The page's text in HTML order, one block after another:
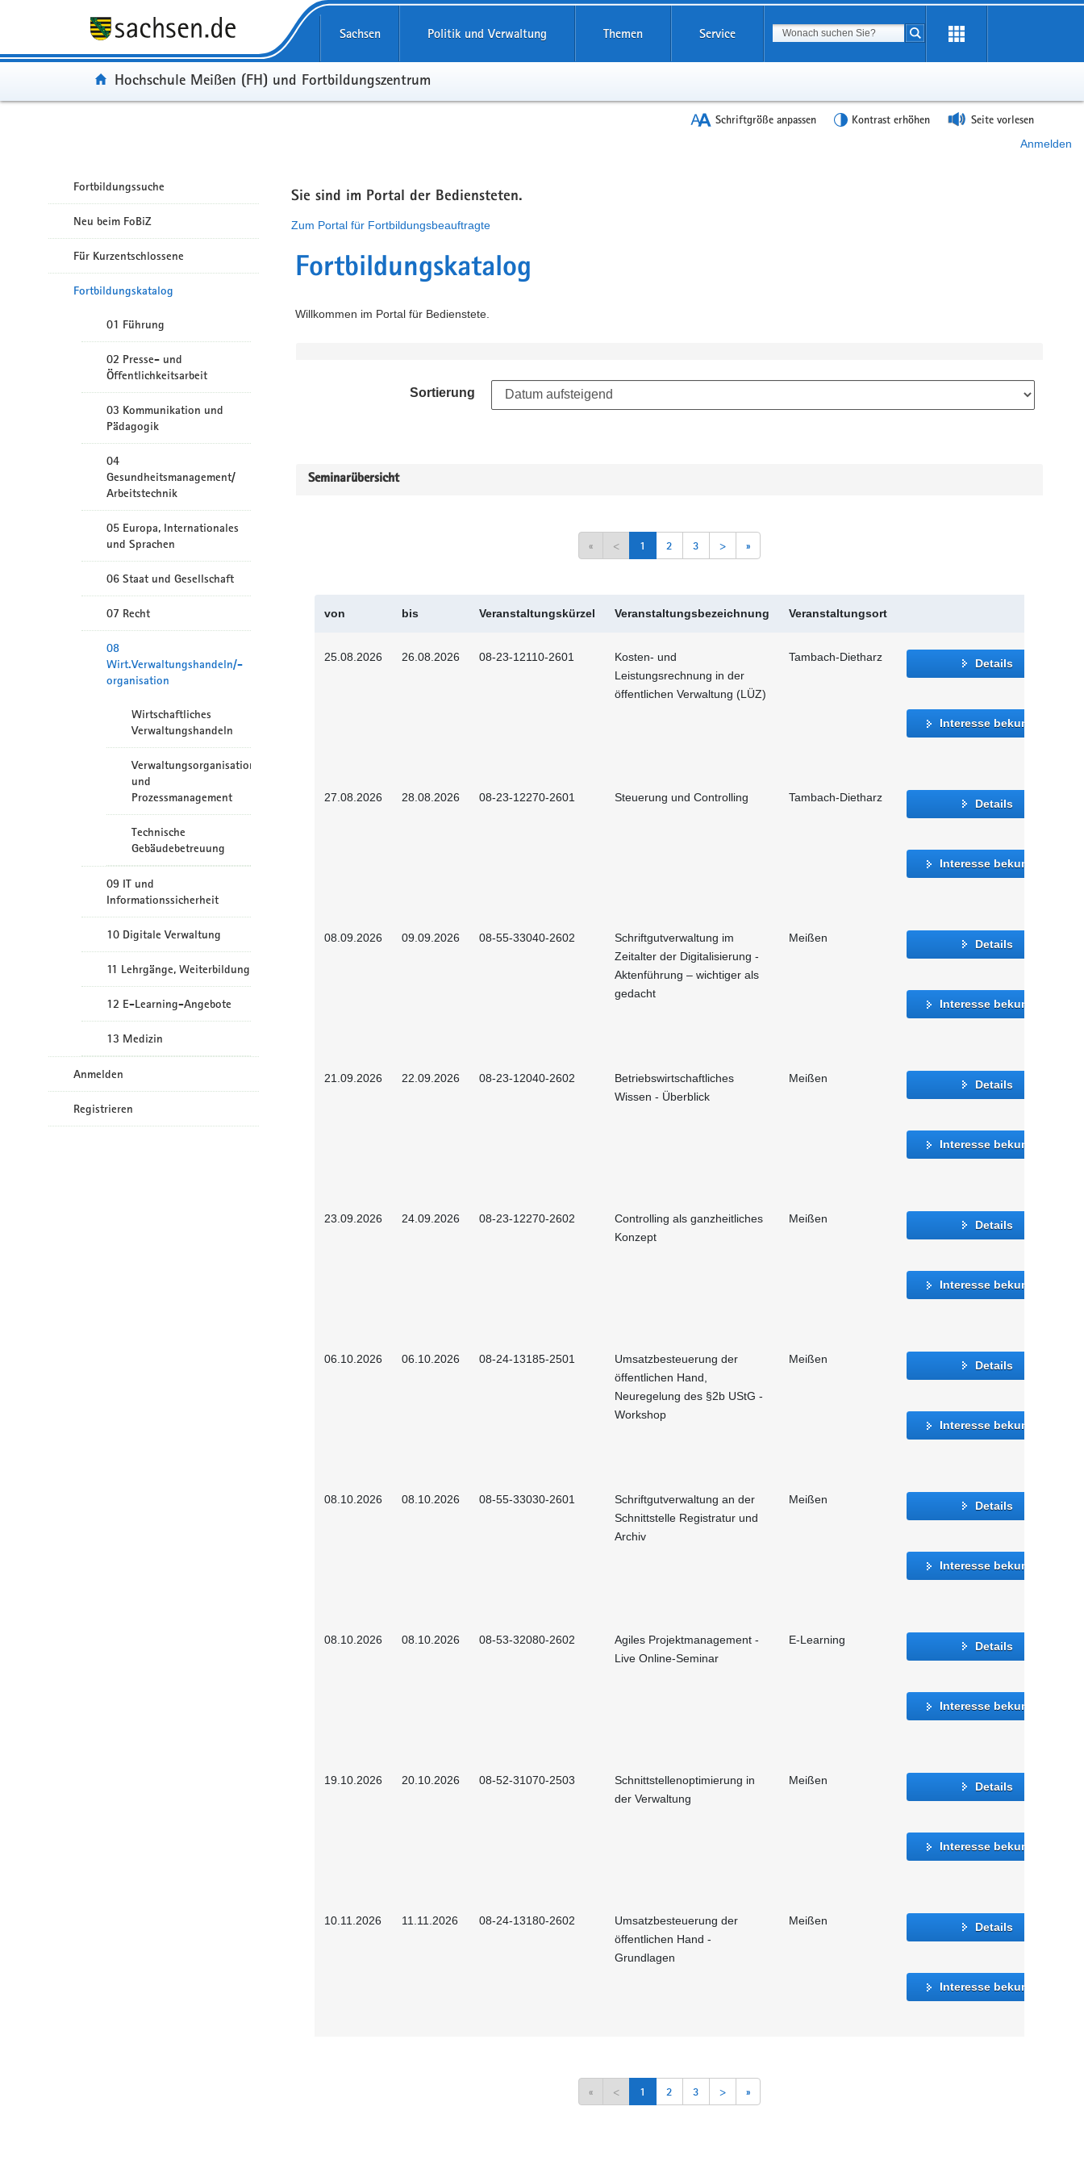
Sachsen Politik und Verwaltung Themen Service Suchbegriff
Suche starten
Portal:
Hochschule Meißen (FH) und Fortbildungszentrum
Schriftgröße anpassen Kontrast erhöhen Seite vorlesen
Anmelden
Fortbildungssuche
Neu beim FoBiZ
Für Kurzentschlossene
Fortbildungskatalog
01 Führung
02 Presse- und
Öffentlichkeitsarbeit
03 Kommunikation und
Pädagogik
04
Gesundheitsmanagement/
Arbeitstechnik
05 Europa, Internationales
und Sprachen
06 Staat und Gesellschaft
07 Recht
08
Wirt.Verwaltungshandeln/-
organisation
Wirtschaftliches
Verwaltungshandeln
Verwaltungsorganisation
und
Prozessmanagement
Technische
Gebäudebetreuung
09 IT und
Informationssicherheit
10 Digitale Verwaltung
11 Lehrgänge, Weiterbildung
12 E-Learning-Angebote
13 Medizin
Anmelden
Registrieren
Sie sind im Portal der Bediensteten.
Zum Portal für Fortbildungsbeauftragte
Fortbildungskatalog
Willkommen im Portal für Bedienstete.
Sortierung
Seminarübersicht
« < 1 2 3 > »
von bis Veranstaltungskürzel Veranstaltungsbezeichnung Veranstaltungsort
25.08.2026 26.08.2026 08-23-12110-2601
Kosten- und
Leistungsrechnung in der
öffentlichen Verwaltung (LÜZ)
Tambach-Dietharz Details
Interesse bekunden
27.08.2026 28.08.2026 08-23-12270-2601 Steuerung und Controlling Tambach-Dietharz Details
Interesse bekunden
08.09.2026 09.09.2026 08-55-33040-2602
Schriftgutverwaltung im
Zeitalter der Digitalisierung -
Aktenführung – wichtiger als
gedacht
Meißen Details
Interesse bekunden
21.09.2026 22.09.2026 08-23-12040-2602
Betriebswirtschaftliches
Wissen - Überblick
Meißen Details
Interesse bekunden
23.09.2026 24.09.2026 08-23-12270-2602
Controlling als ganzheitliches
Konzept
Meißen Details
Interesse bekunden
06.10.2026 06.10.2026 08-24-13185-2501
Umsatzbesteuerung der
öffentlichen Hand,
Neuregelung des §2b UStG -
Workshop
Meißen Details
Interesse bekunden
08.10.2026 08.10.2026 08-55-33030-2601
Schriftgutverwaltung an der
Schnittstelle Registratur und
Archiv
Meißen Details
Interesse bekunden
08.10.2026 08.10.2026 08-53-32080-2602
Agiles Projektmanagement -
Live Online-Seminar
E-Learning Details
Interesse bekunden
19.10.2026 20.10.2026 08-52-31070-2503
Schnittstellenoptimierung in
der Verwaltung
Meißen Details
Interesse bekunden
10.11.2026 11.11.2026 08-24-13180-2602
Umsatzbesteuerung der
öffentlichen Hand -
Grundlagen
Meißen Details
Interesse bekunden
« < 1 2 3 > »